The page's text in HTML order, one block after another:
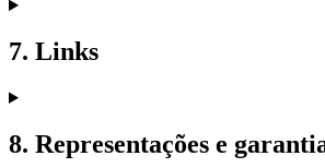
7. Links
8. Representações e